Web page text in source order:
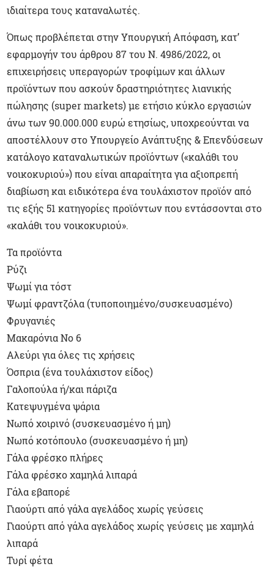
ιδιαίτερα τους καταναλωτές.
Όπως προβλέπεται στην Υπουργική Απόφαση, κατ’
εφαρμογήν του άρθρου 87 του Ν. 4986/2022, οι
επιχειρήσεις υπεραγορών τροφίμων και άλλων
προϊόντων που ασκούν δραστηριότητες λιανικής
πώλησης (super markets) με ετήσιο κύκλο εργασιών
άνω των 90.000.000 ευρώ ετησίως, υποχρεούνται να
αποστέλλουν στο Υπουργείο Ανάπτυξης & Επενδύσεων
κατάλογο καταναλωτικών προϊόντων («καλάθι του
νοικοκυριού») που είναι απαραίτητα για αξιοπρεπή
διαβίωση και ειδικότερα ένα τουλάχιστον προϊόν από
τις εξής 51 κατηγορίες προϊόντων που εντάσσονται στο
«καλάθι του νοικοκυριού».
Τα προϊόντα
Ρύζι
Ψωμί για τόστ
Ψωμί φραντζόλα (τυποποιημένο/συσκευασμένο)
Φρυγανιές
Μακαρόνια Νο 6
Αλεύρι για όλες τις χρήσεις
Όσπρια (ένα τουλάχιστον είδος)
Γαλοπούλα ή/και πάριζα
Κατεψυγμένα ψάρια
Νωπό χοιρινό (συσκευασμένο ή μη)
Νωπό κοτόπουλο (συσκευασμένο ή μη)
Γάλα φρέσκο πλήρες
Γάλα φρέσκο χαμηλά λιπαρά
Γάλα εβαπορέ
Γιαούρτι από γάλα αγελάδος χωρίς γεύσεις
Γιαούρτι από γάλα αγελάδος χωρίς γεύσεις με χαμηλά
λιπαρά
Τυρί φέτα